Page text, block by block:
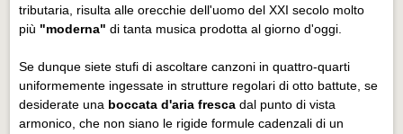
tributaria, risulta alle orecchie dell'uomo del XXI secolo molto
più "moderna" di tanta musica prodotta al giorno d'oggi.
Se dunque siete stufi di ascoltare canzoni in quattro-quarti
uniformemente ingessate in strutture regolari di otto battute, se
desiderate una boccata d'aria fresca dal punto di vista
armonico, che non siano le rigide formule cadenzali di un